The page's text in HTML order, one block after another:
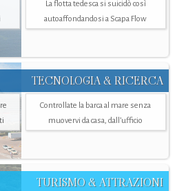
La flotta tedesca si suicidò così
autoaffondandosi a Scapa Flow
TECNOLOGIA & RICERCA
Controllate la barca al mare senza
muovervi da casa, dall’ufficio
TURISMO & ATTRAZIONI